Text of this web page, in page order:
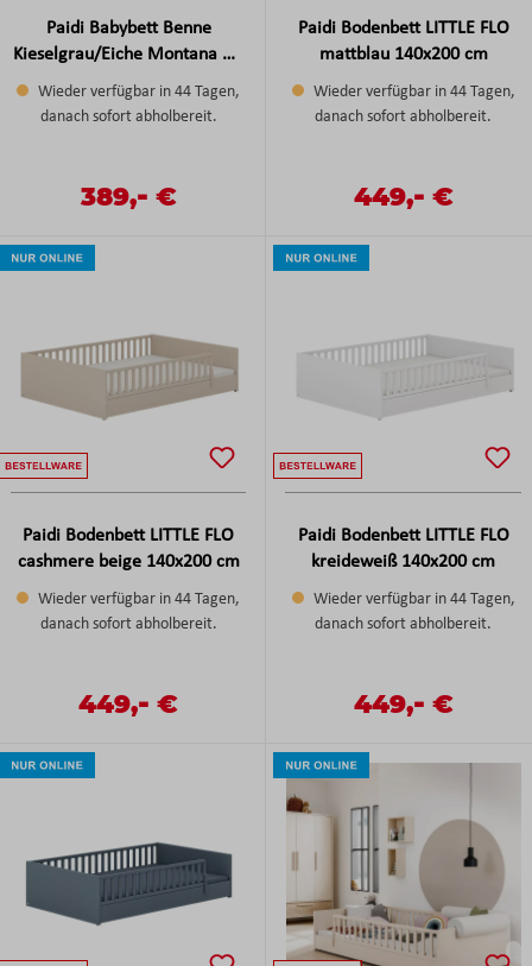
Paidi Babybett Benne
Kieselgrau/Eiche Montana NB
ca.140x70 cm
Wieder verfügbar in 44 Tagen,
danach sofort abholbereit.
Regulärer Preis:
Verkaufspreis:
389,- €
Paidi Bodenbett LITTLE FLO
mattblau 140x200 cm
Wieder verfügbar in 44 Tagen,
danach sofort abholbereit.
Regulärer Preis:
Verkaufspreis:
449,- €
Paidi Bodenbett LITTLE FLO
cashmere beige 140x200 cm
Wieder verfügbar in 44 Tagen,
danach sofort abholbereit.
Regulärer Preis:
Verkaufspreis:
449,- €
Paidi Bodenbett LITTLE FLO
kreideweiß 140x200 cm
Wieder verfügbar in 44 Tagen,
danach sofort abholbereit.
Regulärer Preis:
Verkaufspreis:
449,- €